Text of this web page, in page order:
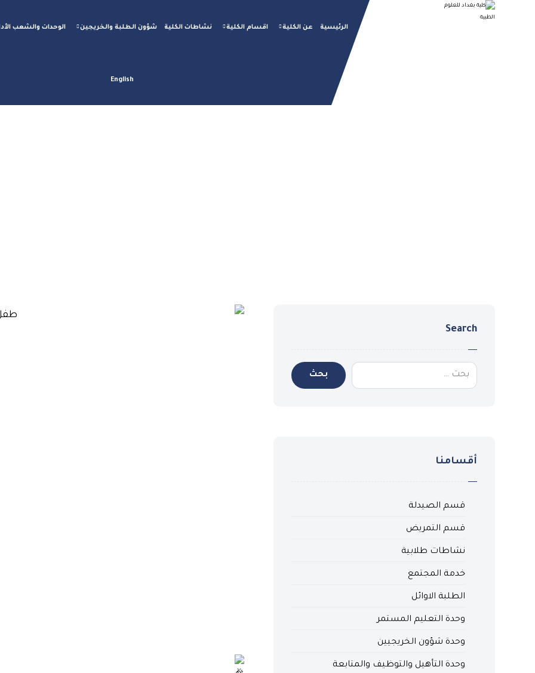
الرئيسية عن الكلية اقسام الكلية نشاطات الكلية شؤون الطلبة والخريجين الوحدات والشعب
English
Search
أقسامنا
قسم الصيدلة
قسم التمريض
نشاطات طلابية
خدمة المجتمع
الطلبة الاوائل
وحدة التعليم المستمر
وحدة شؤون الخريجيين
وحدة التأهيل والتوظيف والمتابعة